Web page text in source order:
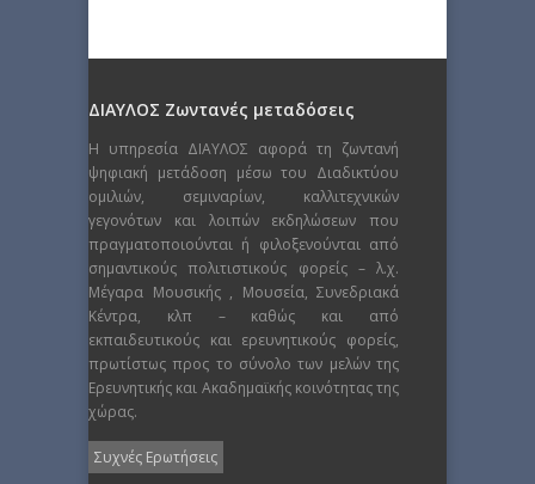
ΔΙΑΥΛΟΣ Ζωντανές μεταδόσεις
Η υπηρεσία ΔΙΑΥΛΟΣ αφορά τη ζωντανή
ψηφιακή μετάδοση μέσω του Διαδικτύου
ομιλιών, σεμιναρίων, καλλιτεχνικών
γεγονότων και λοιπών εκδηλώσεων που
πραγματοποιούνται ή φιλοξενούνται από
σημαντικούς πολιτιστικούς φορείς – λ.χ.
Μέγαρα Μουσικής , Μουσεία, Συνεδριακά
Κέντρα, κλπ – καθώς και από
εκπαιδευτικούς και ερευνητικούς φορείς,
πρωτίστως προς το σύνολο των μελών της
Ερευνητικής και Ακαδημαϊκής κοινότητας της
χώρας.
Συχνές Ερωτήσεις